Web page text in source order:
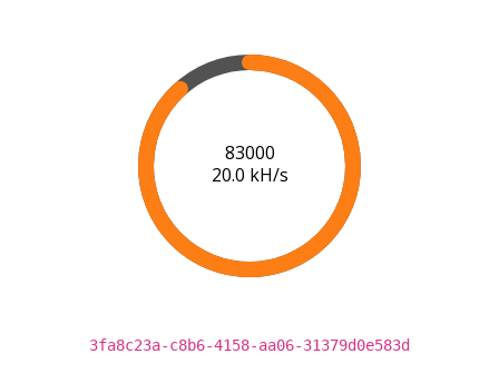
85000
20.1 kH/s
3fa8c23a-c8b6-4158-aa06-31379d0e583d